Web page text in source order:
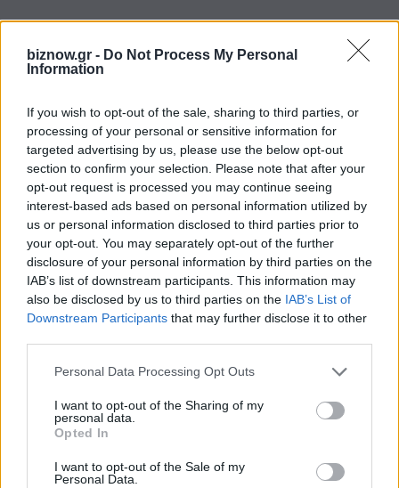
biznow.gr - Do Not Process My Personal
Information
If you wish to opt-out of the sale, sharing to third parties, or
processing of your personal or sensitive information for
targeted advertising by us, please use the below opt-out
section to confirm your selection. Please note that after your
opt-out request is processed you may continue seeing
interest-based ads based on personal information utilized by
us or personal information disclosed to third parties prior to
your opt-out. You may separately opt-out of the further
disclosure of your personal information by third parties on the
IAB’s list of downstream participants. This information may
also be disclosed by us to third parties on the IAB’s List of
Downstream Participants that may further disclose it to other
Personal Data Processing Opt Outs
I want to opt-out of the Sharing of my
personal data.
Opted In
I want to opt-out of the Sale of my
Personal Data.
Τελευταία Νέα
Η Τράπεζα Κρήτης, ο Κοσκωτάς και τα 32 δισ. δραχμές που
χάθηκαν στα βιβλία
8 Αυγούστου 2026
Η νέα σειρά foldables της Samsung διαθέσιμη στη Vodafone
ΠΣΕ: Υψηλό τριετίας στα 27,6 δισ. € για το Α΄ Εξάμηνο –